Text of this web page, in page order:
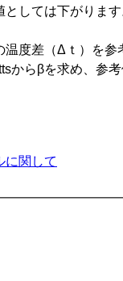
しては下がりま
温度差（Δｔ）を
からβを求め、参
に関して